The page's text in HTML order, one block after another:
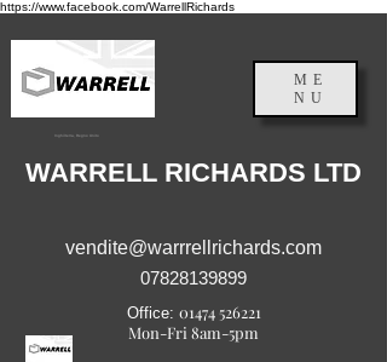
https://www.facebook.com/WarrellRichards
Inghilterra, Regno Unito
ME
NU
WARRELL RICHARDS LTD
vendite@warrrellrichards.com
07828139899
Office: 01474 526221
Mon-Fri 8am-5pm